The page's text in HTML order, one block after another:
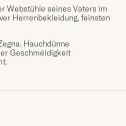
Webstühle seines Vaters im
Herrenbekleidung, feinsten
Hauchdünne
Geschmeidigkeit